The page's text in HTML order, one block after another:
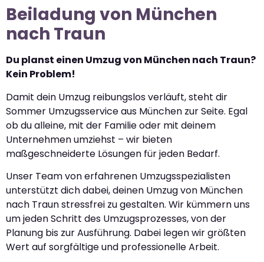
Beiladung von München
nach Traun
Du planst einen Umzug von München nach Traun?
Kein Problem!
Damit dein Umzug reibungslos verläuft, steht dir
Sommer Umzugsservice aus München zur Seite. Egal
ob du alleine, mit der Familie oder mit deinem
Unternehmen umziehst – wir bieten
maßgeschneiderte Lösungen für jeden Bedarf.
Unser Team von erfahrenen Umzugsspezialisten
unterstützt dich dabei, deinen Umzug von München
nach Traun stressfrei zu gestalten. Wir kümmern uns
um jeden Schritt des Umzugsprozesses, von der
Planung bis zur Ausführung. Dabei legen wir größten
Wert auf sorgfältige und professionelle Arbeit.